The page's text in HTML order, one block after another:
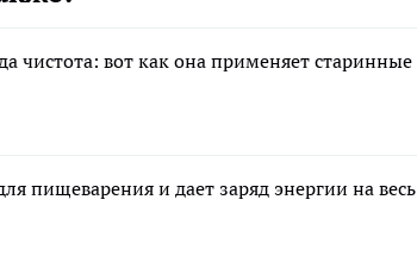
чистота: вот как она применяет старинные
пищеварения и дает заряд энергии на весь